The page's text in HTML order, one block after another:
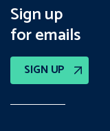
Sign up
for emails
SIGN UP